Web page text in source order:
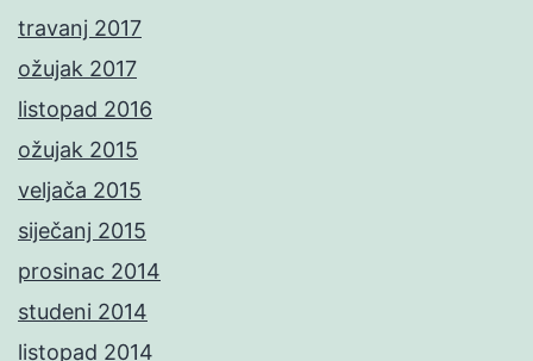
travanj 2017
ožujak 2017
listopad 2016
ožujak 2015
veljača 2015
siječanj 2015
prosinac 2014
studeni 2014
listopad 2014